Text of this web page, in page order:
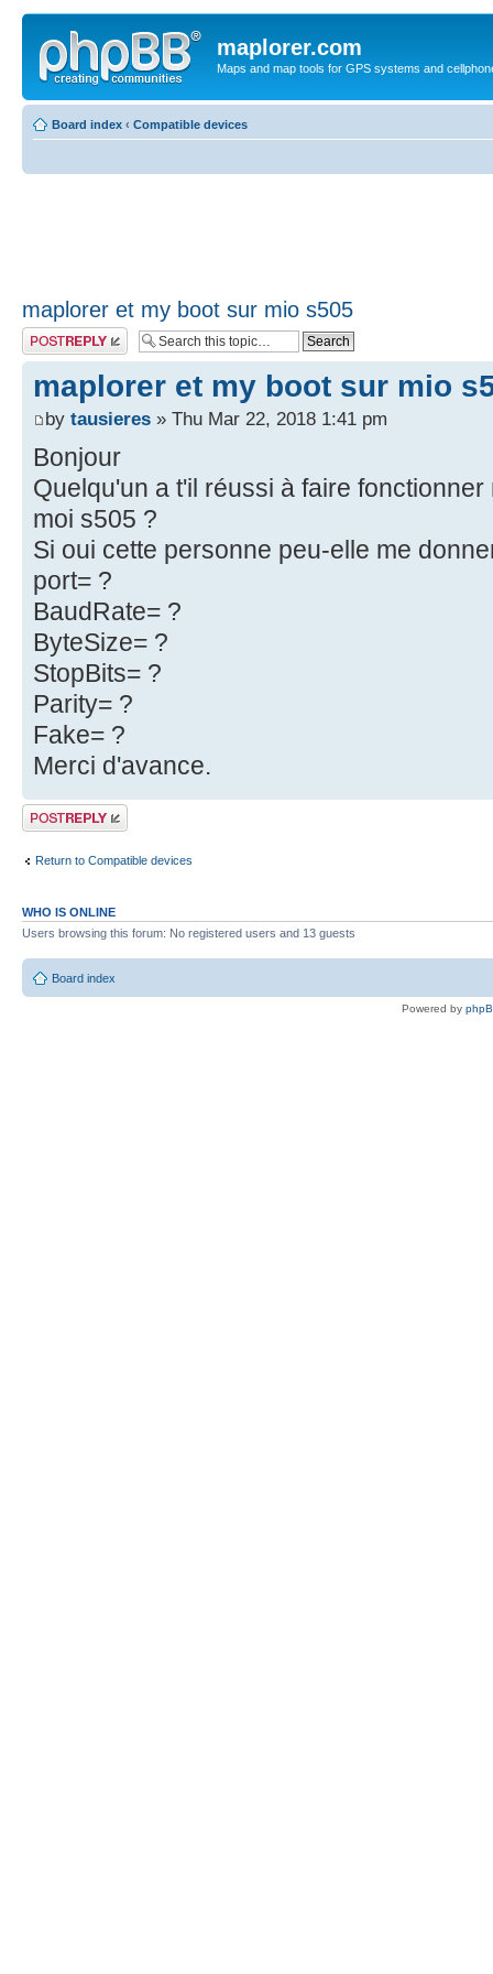
maplorer.com
Maps and map tools for GPS systems and
Board index ‹ Compatible devices
maplorer et my boot sur mio s505
Post a reply
maplorer et my boot sur mio
by tausieres » Thu Mar 22, 2018 1:41 pm
Bonjour
Quelqu'un a t'il réussi à faire
moi s505 ?
Si oui cette personne peu-elle me
port= ?
BaudRate= ?
ByteSize= ?
StopBits= ?
Parity= ?
Fake= ?
Merci d'avance.
Post a reply
Return to Compatible devices
WHO IS ONLINE
Users browsing this forum: No registered users and 13 guests
Board index
Powered by